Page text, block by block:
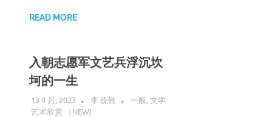
READ MORE
入朝志愿军文艺兵浮沉坎
坷的一生
13 9 月, 2023 李 统铨 一般,文学
艺术欣赏 （NEW)